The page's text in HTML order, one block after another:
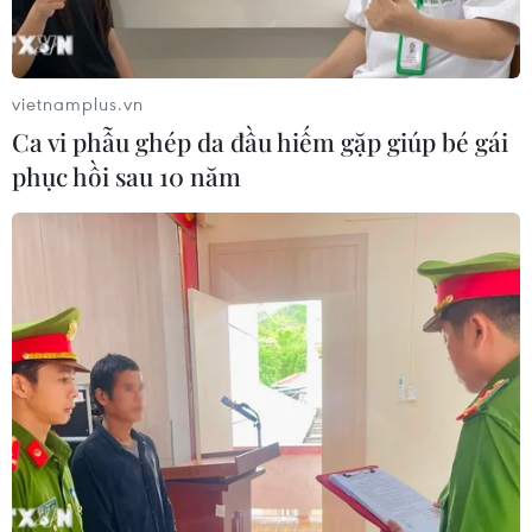
Đồng Nai: Phát hiện xe khách chở
hơn 800kg thực phẩm chế biến
không rõ nguồn gốc
04/08/2026 11:01
Đắk Lắk: Bắt đối tượng lừa đảo
chiếm đoạt hơn 26 tỷ đồng sau gần 9
Khởi tố 16 đối tường trong đường dây
tổ chức đánh bạc trực tuyến quy mô
lớn
04/08/2026 09:30
vietnamplus.vn
Ca vi phẫu ghép da đầu hiếm gặp giúp bé gái
phục hồi sau 10 năm